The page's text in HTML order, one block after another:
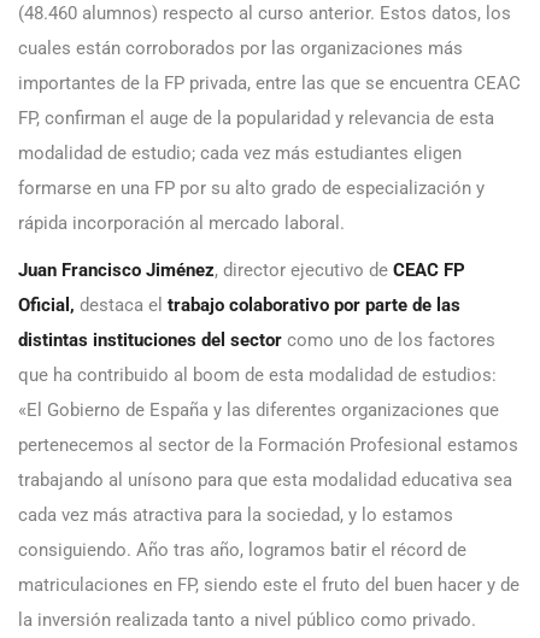
(48.460 alumnos) respecto al curso anterior. Estos datos, los
cuales están corroborados por las organizaciones más
importantes de la FP privada, entre las que se encuentra CEAC
FP, confirman el auge de la popularidad y relevancia de esta
modalidad de estudio; cada vez más estudiantes eligen
formarse en una FP por su alto grado de especialización y
rápida incorporación al mercado laboral.
Juan Francisco Jiménez, director ejecutivo de CEAC FP
Oficial , destaca el trabajo colaborativo por parte de las
distintas instituciones del sector como uno de los factores
que ha contribuido al boom de esta modalidad de estudios:
«El Gobierno de España y las diferentes organizaciones que
pertenecemos al sector de la Formación Profesional estamos
trabajando al unísono para que esta modalidad educativa sea
cada vez más atractiva para la sociedad, y lo estamos
consiguiendo. Año tras año, logramos batir el récord de
matriculaciones en FP, siendo este el fruto del buen hacer y de
la inversión realizada tanto a nivel público como privado.